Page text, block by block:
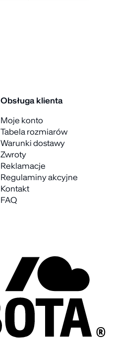
Obsługa klienta
Moje konto
Tabela rozmiarów
Warunki dostawy
Zwroty
Reklamacje
Regulaminy akcyjne
Kontakt
FAQ